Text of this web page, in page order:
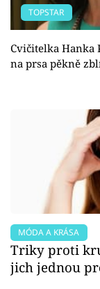
TOPSTAR
Cvičitelka Hanka
na prsa pěkně
MÓDA A KRÁSA
Triky proti
jich jednou